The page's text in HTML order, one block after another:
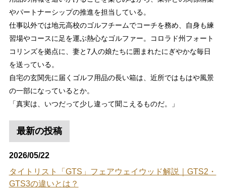
やパートナーシップの推進を担当している。
仕事以外では地元高校のゴルフチームでコーチを務め、自身も練
習場やコースに足を運ぶ熱心なゴルファー。コロラド州フォート
コリンズを拠点に、妻と7人の娘たちに囲まれたにぎやかな毎日
を送っている。
自宅の玄関先に届くゴルフ用品の長い箱は、近所ではもはや風景
の一部になっているとか。
「真実は、いつだって少し違って聞こえるものだ。」
最新の投稿
2026/05/22
タイトリスト「GTS」フェアウェイウッド解説｜GTS2・
GTS3の違いとは？